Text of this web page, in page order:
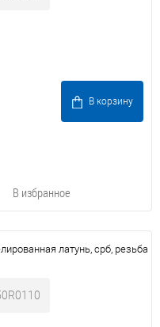
В корзину
В избранное
латунь, срб, резьба